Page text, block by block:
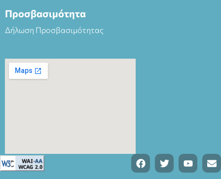
Προσβασιμότητα
Δήλωση Προσβασιμότητας